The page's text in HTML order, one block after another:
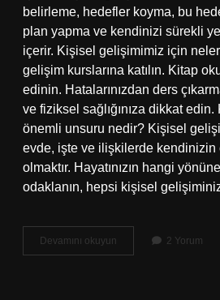
belirleme, hedefler koyma, bu
plan yapma ve kendinizi sürekli
içerir. Kişisel gelişimimiz için neler
gelişim kurslarına katılın. Kitap
edinin. Hatalarınızdan ders
ve fiziksel sağlığınıza dikkat
önemli unsuru nedir? Kişisel
evde, işte ve ilişkilerde kendinizin
olmaktır. Hayatınızın hangi
odaklanın, hepsi kişisel
Devamını okuyun
Gelişim
2 Yorum